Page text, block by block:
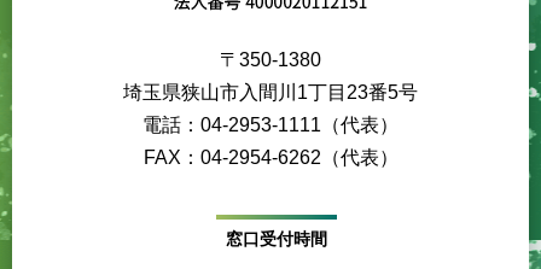
〒350-1380
埼玉県狭山市入間川1丁目23番5号
電話：04-2953-1111（代表）
FAX：04-2954-6262（代表）
窓口受付時間